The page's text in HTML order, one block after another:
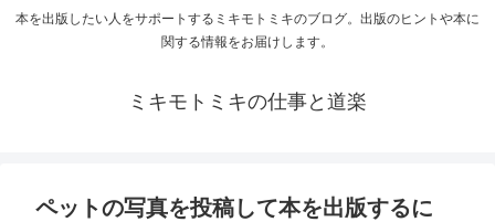
本を出版したい人をサポートするミキモトミキのブログ。出版のヒントや本に
関する情報をお届けします。
ミキモトミキの仕事と道楽
ペットの写真を投稿して本を出版するに